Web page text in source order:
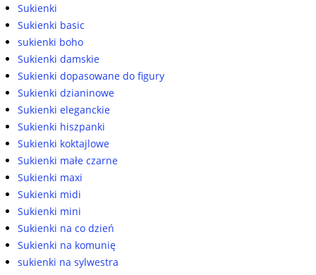
Sukienki
Sukienki basic
sukienki boho
Sukienki damskie
Sukienki dopasowane do figury
Sukienki dzianinowe
Sukienki eleganckie
Sukienki hiszpanki
Sukienki koktajlowe
Sukienki małe czarne
Sukienki maxi
Sukienki midi
Sukienki mini
Sukienki na co dzień
Sukienki na komunię
sukienki na sylwestra